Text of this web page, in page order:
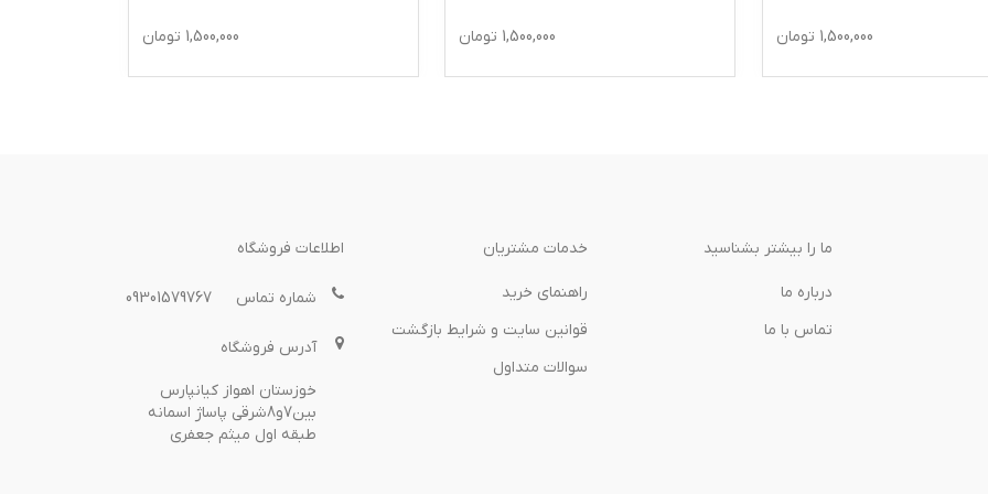
1,500,000 تومان 1,500,000 تومان 1,500,000 تومان
ما را بیشتر بشناسید
درباره‌ ما
تماس با ما
خدمات مشتریان
راهنمای خرید
قوانین سایت و شرایط بازگشت
سوالات متداول
اطلاعات فروشگاه
شماره تماس 09301579767
آدرس فروشگاه
خوزستان اهواز کیانپارس
بین7و8شرقی پاساژ اسمانه
طبقه اول میثم جعفری